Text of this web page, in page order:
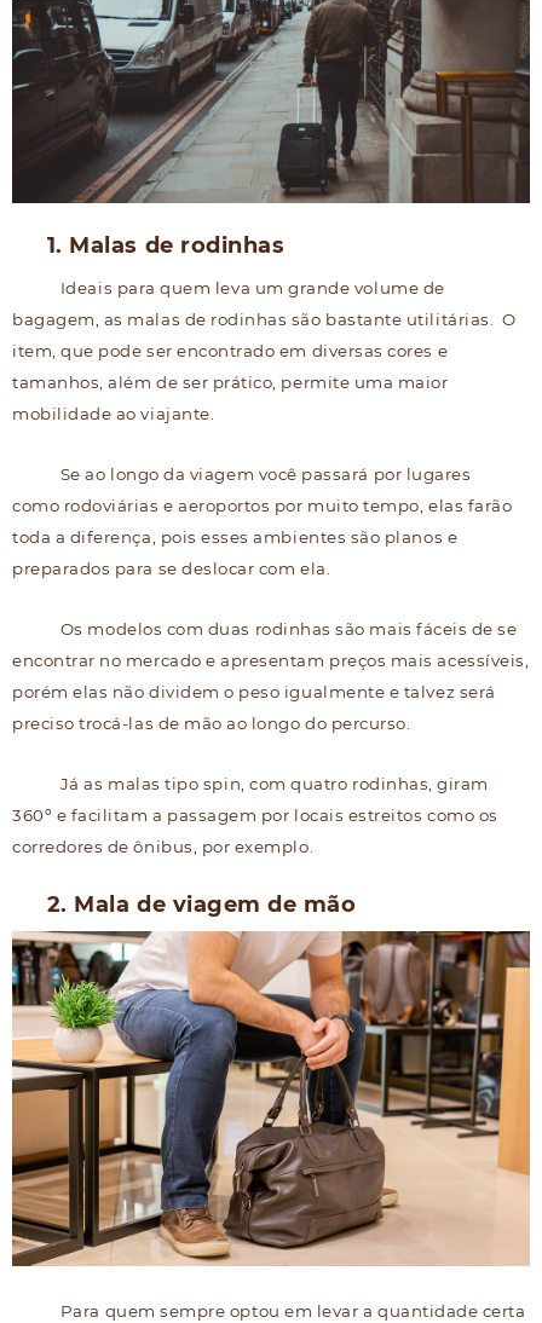
1. Malas de rodinhas
Ideais para quem leva um grande volume de
bagagem, as malas de rodinhas são bastante utilitárias. O
item, que pode ser encontrado em diversas cores e
tamanhos, além de ser prático, permite uma maior
mobilidade ao viajante.
Se ao longo da viagem você passará por lugares
como rodoviárias e aeroportos por muito tempo, elas farão
toda a diferença, pois esses ambientes são planos e
preparados para se deslocar com ela.
Os modelos com duas rodinhas são mais fáceis de se
encontrar no mercado e apresentam preços mais acessíveis,
porém elas não dividem o peso igualmente e talvez será
preciso trocá-las de mão ao longo do percurso.
Já as malas tipo spin, com quatro rodinhas, giram
360º e facilitam a passagem por locais estreitos como os
corredores de ônibus, por exemplo.
2. Mala de viagem de mão
Para quem sempre optou em levar a quantidade certa